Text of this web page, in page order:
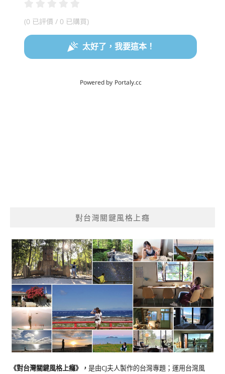
對台灣關鍵風格上癮
《對台灣關鍵風格上癮》 ， 是由CJ夫人製作的台灣專題；運用台灣風